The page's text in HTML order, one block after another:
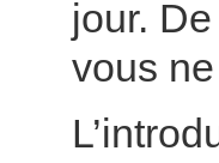
jour.
vous